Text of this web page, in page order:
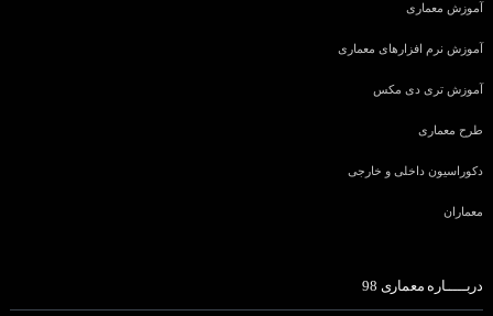
آموزش معماری
آموزش نرم افزارهای معماری
آموزش تری دی مکس
طرح معماری
دکوراسیون داخلی و خارجی
معماران
دربـــــاره معماری 98